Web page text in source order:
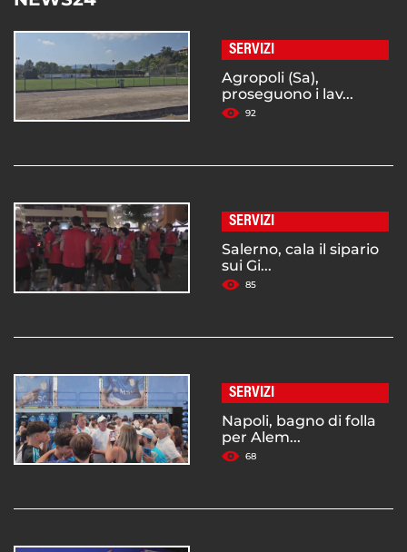
SERVIZI
Agropoli (Sa),
proseguono i lav...
92
SERVIZI
Salerno, cala il sipario
sui Gi...
85
SERVIZI
Napoli, bagno di folla
per Alem...
68